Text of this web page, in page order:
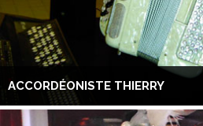
ACCORDÉONISTE THIERRY